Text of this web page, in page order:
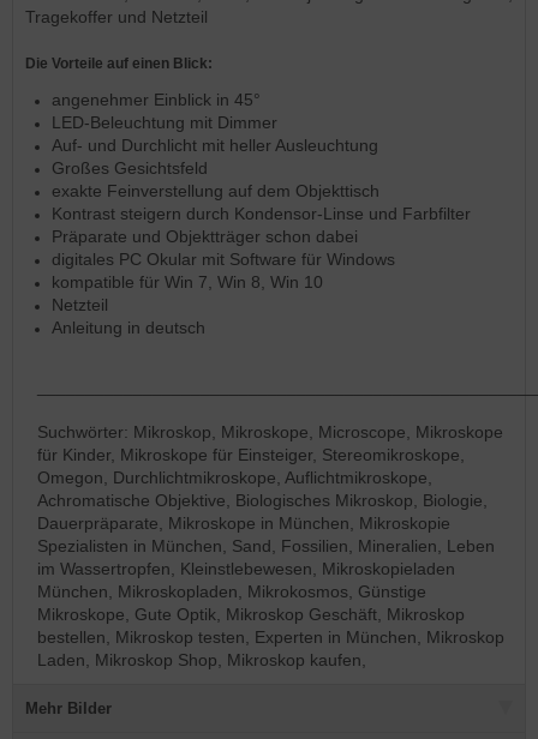
Tragekoffer und Netzteil
Die Vorteile auf einen Blick:
angenehmer Einblick in 45°
LED-Beleuchtung mit Dimmer
Auf- und Durchlicht mit heller Ausleuchtung
Großes Gesichtsfeld
exakte Feinverstellung auf dem Objekttisch
Kontrast steigern durch Kondensor-Linse und Farbfilter
Präparate und Objektträger schon dabei
digitales PC Okular mit Software für Windows
kompatible für Win 7, Win 8, Win 10
Netzteil
Anleitung in deutsch
Suchwörter: Mikroskop, Mikroskope, Microscope, Mikroskope
für Kinder, Mikroskope für Einsteiger, Stereomikroskope,
Omegon, Durchlichtmikroskope, Auflichtmikroskope,
Achromatische Objektive, Biologisches Mikroskop, Biologie,
Dauerpräparate, Mikroskope in München, Mikroskopie
Spezialisten in München, Sand, Fossilien, Mineralien, Leben
im Wassertropfen, Kleinstlebewesen, Mikroskopieladen
München, Mikroskopladen, Mikrokosmos, Günstige
Mikroskope, Gute Optik, Mikroskop Geschäft, Mikroskop
bestellen, Mikroskop testen, Experten in München, Mikroskop
Laden, Mikroskop Shop, Mikroskop kaufen,
Mehr Bilder